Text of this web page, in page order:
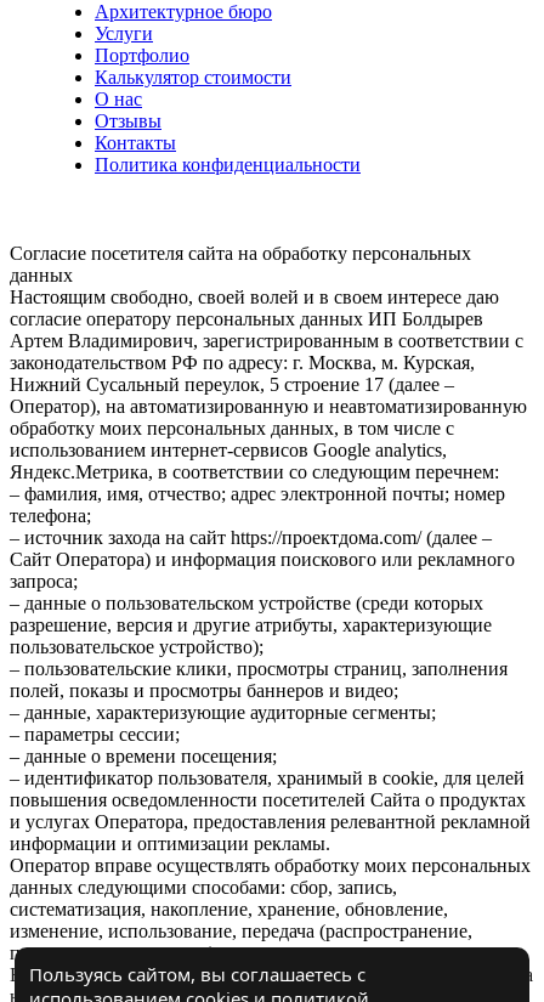
Архитектурное бюро
Услуги
Портфолио
Калькулятор стоимости
О нас
Отзывы
Контакты
Политика конфиденциальности
Согласие посетителя сайта на обработку персональных
данных
Настоящим свободно, своей волей и в своем интересе даю
согласие оператору персональных данных ИП Болдырев
Артем Владимирович, зарегистрированным в соответствии с
законодательством РФ по адресу: г. Москва, м. Курская,
Нижний Сусальный переулок, 5 строение 17 (далее –
Оператор), на автоматизированную и неавтоматизированную
обработку моих персональных данных, в том числе с
использованием интернет-сервисов Google analytics,
Яндекс.Метрика, в соответствии со следующим перечнем:
– фамилия, имя, отчество; адрес электронной почты; номер
телефона;
– источник захода на сайт https://проектдома.com/ (далее –
Сайт Оператора) и информация поискового или рекламного
запроса;
– данные о пользовательском устройстве (среди которых
разрешение, версия и другие атрибуты, характеризующие
пользовательское устройство);
– пользовательские клики, просмотры страниц, заполнения
полей, показы и просмотры баннеров и видео;
– данные, характеризующие аудиторные сегменты;
– параметры сессии;
– данные о времени посещения;
– идентификатор пользователя, хранимый в cookie, для целей
повышения осведомленности посетителей Сайта о продуктах
и услугах Оператора, предоставления релевантной рекламной
информации и оптимизации рекламы.
Оператор вправе осуществлять обработку моих персональных
данных следующими способами: сбор, запись,
систематизация, накопление, хранение, обновление,
изменение, использование, передача (распространение,
предоставление, доступ).
Настоящее согласие вступает в силу с момента моего перехода
на Сайт Оператора и действует в течение 3 лет, либо до
Пользуясь сайтом, вы соглашаетесь с